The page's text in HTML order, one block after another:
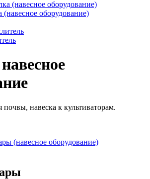
оборудование)
навеска к культиваторам.
(навесное оборудование)